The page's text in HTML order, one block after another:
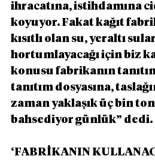
ihracatına, istihdamına
koyuyor. Fakat kağıt
kısıtlı olan su, yeraltı
hortumlayacağı için biz
konusu fabrikanın
tanıtım dosyasına,
zaman yaklaşık üç bin
bahsediyor günlük” dedi.
‘FABRİKANIN